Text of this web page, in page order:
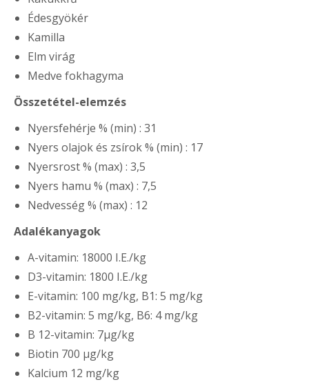
Édesgyökér
Kamilla
Elm virág
Medve fokhagyma
Összetétel-elemzés
Nyersfehérje % (min) : 31
Nyers olajok és zsírok % (min) : 17
Nyersrost % (max) : 3,5
Nyers hamu % (max) : 7,5
Nedvesség % (max) : 12
Adalékanyagok
A-vitamin: 18000 I.E./kg
D3-vitamin: 1800 I.E./kg
E-vitamin: 100 mg/kg, B1: 5 mg/kg
B2-vitamin: 5 mg/kg, B6: 4 mg/kg
B 12-vitamin: 7µg/kg
Biotin 700 µg/kg
Kalcium 12 mg/kg